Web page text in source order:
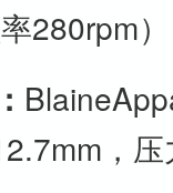
280rpm）
，